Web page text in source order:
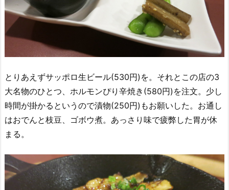
とりあえずサッポロ生ビール(530円)を。それとこの店の3
大名物のひとつ、ホルモンぴり辛焼き(580円)を注文。少し
時間が掛かるというので漬物(250円)もお願いした。お通し
はおでんと枝豆、ゴボウ煮。あっさり味で疲弊した胃が休
まる。